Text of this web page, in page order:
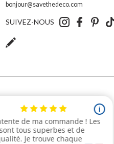
bonjour@savethedeco.com
SUIVEZ-NOUS